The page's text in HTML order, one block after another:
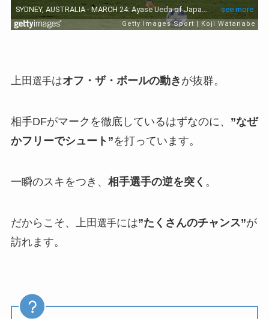
上田 選手はオフ・ザ・ボールの動き が抜群。
相手DFがマークを徹底しているはずなのに、 ”なぜ
かフリーでシュート”を打っています。
一瞬のスキをつき、 相手選手の逆を突く 。
だからこそ、上田 選手には”たくさんのチャンス”が
訪れます。